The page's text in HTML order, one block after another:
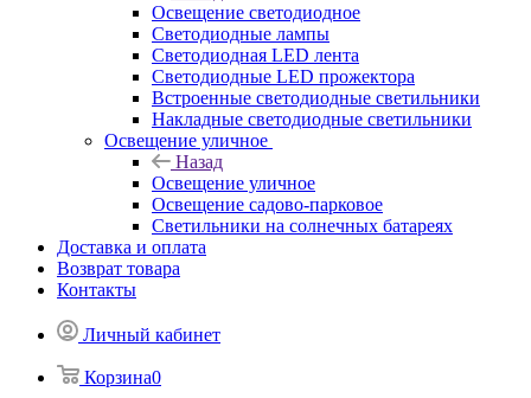
Освещение светодиодное
Светодиодные лампы
Светодиодная LED лента
Светодиодные LED прожектора
Встроенные светодиодные светильники
Накладные светодиодные светильники
Освещение уличное
Назад
Освещение уличное
Освещение садово-парковое
Светильники на солнечных батареях
Доставка и оплата
Возврат товара
Контакты
Личный кабинет
Корзина0